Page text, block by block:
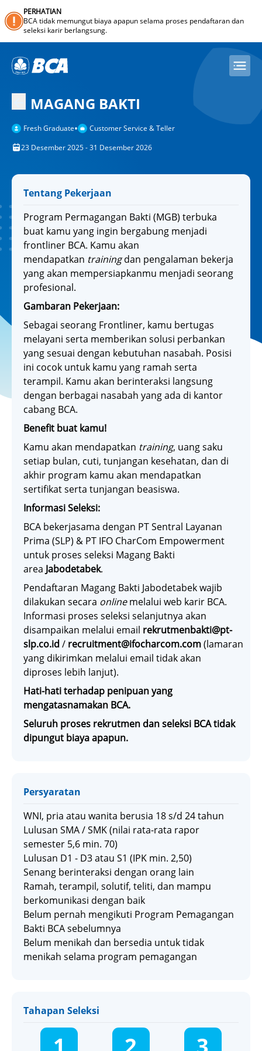
PERHATIAN
BCA tidak memungut biaya apapun selama proses pendaftaran dan
seleksi karir berlangsung.
MAGANG BAKTI
Fresh Graduate•
Customer Service & Teller
23 Desember 2025 - 31 Desember 2026
Tentang Pekerjaan
Program Permagangan Bakti (MGB) terbuka
buat kamu yang ingin bergabung menjadi
frontliner BCA. Kamu akan
mendapatkan trainingdan pengalaman bekerja
yang akan mempersiapkanmu menjadi seorang
profesional.
Gambaran Pekerjaan:
Sebagai seorang Frontliner, kamu bertugas
melayani serta memberikan solusi perbankan
yang sesuai dengan kebutuhan nasabah. Posisi
ini cocok untuk kamu yang ramah serta
terampil. Kamu akan berinteraksi langsung
dengan berbagai nasabah yang ada di kantor
cabang BCA.
Benefit buat kamu!
Kamu akan mendapatkan training, uang saku
setiap bulan, cuti, tunjangan kesehatan, dan di
akhir program kamu akan mendapatkan
sertifikat serta tunjangan beasiswa.
Informasi Seleksi:
BCA bekerjasama dengan PT Sentral Layanan
Prima (SLP) & PT IFO CharCom Empowerment
untuk proses seleksi Magang Bakti
area Jabodetabek.
Pendaftaran Magang Bakti Jabodetabek wajib
dilakukan secara onlinemelalui web karir BCA.
Informasi proses seleksi selanjutnya akan
disampaikan melalui email rekrutmenbakti@pt-
slp.co.id / recruitment@ifocharcom.com(lamaran
yang dikirimkan melalui email tidak akan
diproses lebih lanjut).
Hati-hati terhadap penipuan yang
mengatasnamakan BCA.
Seluruh proses rekrutmen dan seleksi BCA tidak
dipungut biaya apapun.
Persyaratan
WNI, pria atau wanita berusia 18 s/d 24 tahun
Lulusan SMA / SMK (nilai rata-rata rapor
semester 5,6 min. 70)
Lulusan D1 - D3 atau S1 (IPK min. 2,50)
Senang berinteraksi dengan orang lain
Ramah, terampil, solutif, teliti, dan mampu
berkomunikasi dengan baik
Belum pernah mengikuti Program Pemagangan
Bakti BCA sebelumnya
Belum menikah dan bersedia untuk tidak
menikah selama program pemagangan
Tahapan Seleksi